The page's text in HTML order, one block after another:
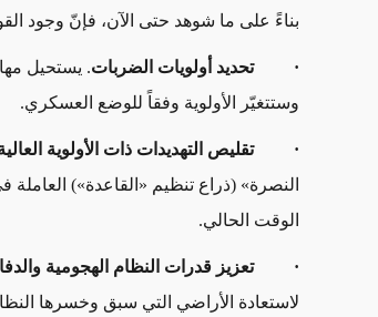
بناءً على ما شوهد حتى الآن، فإنّ وجود
· تحديد أولويات الضربات. يستحيل
وستتغيّر الأولوية وفقاً للوضع العسكري.
· تقليص التهديدات ذات الأولوية
النصرة» (ذراع تنظيم «القاعدة»)
الوقت الحالي.
· تعزيز قدرات النظام الهجومية
لاستعادة الأراضي التي سبق وخسرها